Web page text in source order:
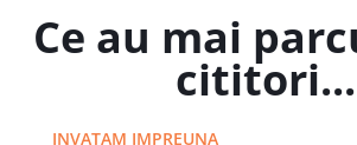
Ce au mai
cititori...
INVATAM IMPREUNA